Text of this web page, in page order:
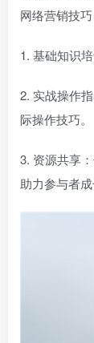
网络营销技
1. 基础知识
2. 实战操作
际操作技巧。
3. 资源共享
助力参与者成